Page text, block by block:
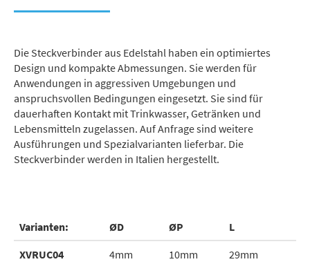
Die Steckverbinder aus Edelstahl haben ein optimiertes
Design und kompakte Abmessungen. Sie werden für
Anwendungen in aggressiven Umgebungen und
anspruchsvollen Bedingungen eingesetzt. Sie sind für
dauerhaften Kontakt mit Trinkwasser, Getränken und
Lebensmitteln zugelassen. Auf Anfrage sind weitere
Ausführungen und Spezialvarianten lieferbar. Die
Steckverbinder werden in Italien hergestellt.
Varianten: ØD ØP
L
XVRUC04
4mm 10mm
29mm